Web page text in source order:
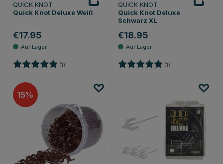
QUICK KNOT
Quick Knot Deluxe Weiß
€17.95
Bewertung: (1)
QUICK KNOT
Quick Knot Deluxe
Schwarz XL
€18.95
Bewertung: (1)
15